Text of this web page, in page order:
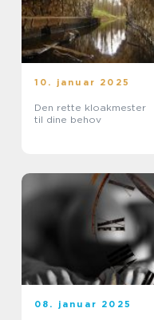
10. januar 2025
Den rette kloakmester
til dine behov
08. januar 2025